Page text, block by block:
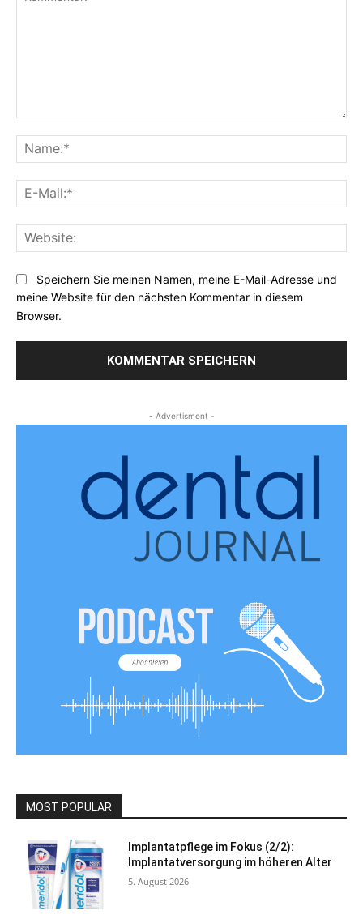
Speichern Sie meinen Namen, meine E-Mail-Adresse und
meine Website für den nächsten Kommentar in diesem
Browser.
- Advertisment -
MOST POPULAR
Implantatpflege im Fokus (2/2):
Implantatversorgung im höheren Alter
5. August 2026